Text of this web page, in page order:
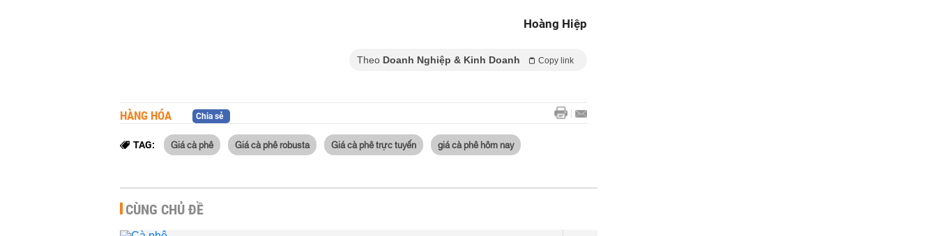
Hoàng Hiệp
Theo Doanh Nghiệp & Kinh Doanh Copy link
HÀNG HÓA Chia sẻ
TAG: Giá cà phê Giá cà phê robusta Giá cà phê trực tuyến giá cà phê hôm nay
CÙNG CHỦ ĐỀ